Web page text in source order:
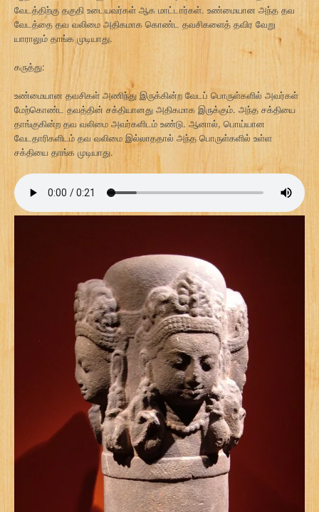
வேடத்திற்கு தகுதி உடையவர்கள் ஆக மாட்டார்கள். உண்மையான அந்த தவ
வேடத்தை தவ வலிமை அதிகமாக கொண்ட தவசிகளைத் தவிர வேறு
யாராலும் தாங்க முடியாது.
கருத்து:
உண்மையான தவசிகள் அணிந்து இருக்கின்ற வேடப் பொருள்களில் அவர்கள்
மேற்கொண்ட தவத்தின் சக்தியானது அதிகமாக இருக்கும். அந்த சக்தியை
தாங்குகின்ற தவ வலிமை அவர்களிடம் உண்டு. ஆனால், பொய்யான
வேடதாரிகளிடம் தவ வலிமை இல்லாததால் அந்த பொருள்களில் உள்ள
சக்தியை தாங்க முடியாது.